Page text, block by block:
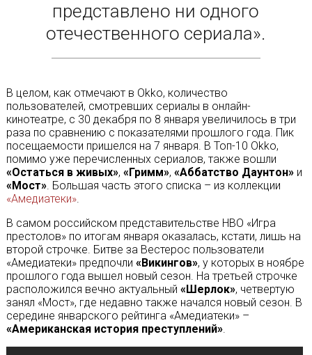
представлено ни одного
отечественного сериала».
В целом, как отмечают в Okko, количество
пользователей, смотревших сериалы в онлайн-
кинотеатре, с 30 декабря по 8 января увеличилось в три
раза по сравнению с показателями прошлого года. Пик
посещаемости пришелся на 7 января. В Топ-10 Okko,
помимо уже перечисленных сериалов, также вошли
«Остаться в живых», «Гримм», «Аббатство Даунтон»и
«Мост». Большая часть этого списка – из коллекции
«Амедиатеки».
В самом российском представительстве HBO «Игра
престолов» по итогам января оказалась, кстати, лишь на
второй строчке. Битве за Вестерос пользователи
«Амедиатеки» предпочли «Викингов», у которых в ноябре
прошлого года вышел новый сезон. На третьей строчке
расположился вечно актуальный «Шерлок», четвертую
занял «Мост», где недавно также начался новый сезон. В
середине январского рейтинга «Амедиатеки» –
«Американская история преступлений».